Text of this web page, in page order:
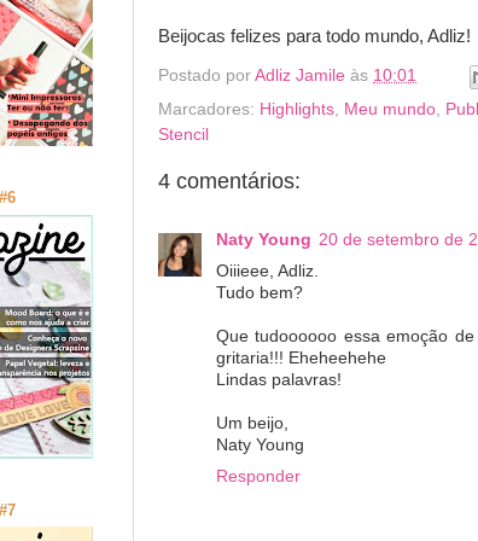
Beijocas felizes para todo mundo, Adliz!
Postado por Adliz Jamile às 10:01
Marcadores: Highlights Meu mundo
Stencil
4 comentários:
Naty Young 20 de setembro de
Oiiieee, Adliz.
Tudo bem?
Que tudoooooo essa emoção
gritaria!!! Eheheehehe
Lindas palavras!
Um beijo,
Naty Young
Responder